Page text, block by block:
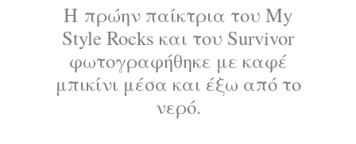
Η πρώην παίκτρια του My
Style Rocks και του Survivor
φωτογραφήθηκε με καφέ
μπικίνι μέσα και έξω από το
νερό.